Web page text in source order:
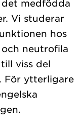
medfödda
Vi studerar
hos
neutrofila
viss del
För ytterligare